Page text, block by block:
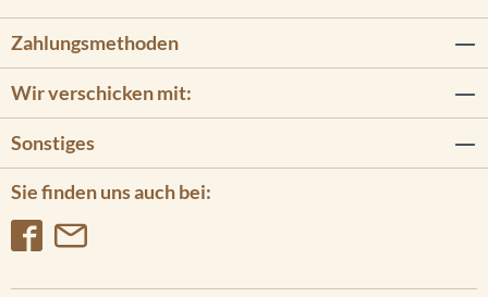
Sie finden uns auch bei:
Zahlungsmethoden
Wir verschicken mit:
Sonstiges